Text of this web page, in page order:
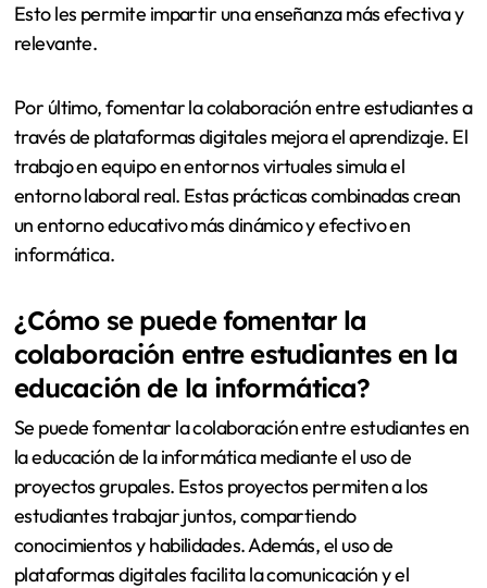
Esto les permite impartir una enseñanza más efectiva y
relevante.
Por último, fomentar la colaboración entre estudiantes a
través de plataformas digitales mejora el aprendizaje. El
trabajo en equipo en entornos virtuales simula el
entorno laboral real. Estas prácticas combinadas crean
un entorno educativo más dinámico y efectivo en
informática.
¿Cómo se puede fomentar la
colaboración entre estudiantes en la
educación de la informática?
Se puede fomentar la colaboración entre estudiantes en
la educación de la informática mediante el uso de
proyectos grupales. Estos proyectos permiten a los
estudiantes trabajar juntos, compartiendo
conocimientos y habilidades. Además, el uso de
plataformas digitales facilita la comunicación y el